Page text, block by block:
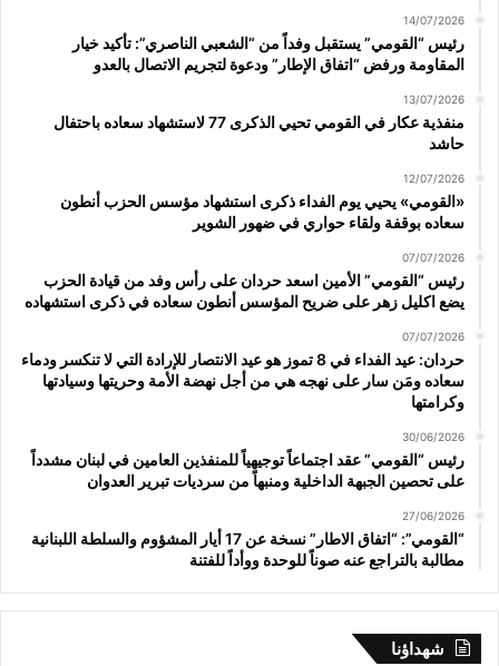
14/07/2026
رئيس “القومي” يستقبل وفداً من “الشعبي الناصري”: تأكيد خيار
المقاومة ورفض “اتفاق الإطار” ودعوة لتجريم الاتصال بالعدو
13/07/2026
منفذية عكار في القومي تحيي الذكرى 77 لاستشهاد سعاده باحتفال
حاشد
12/07/2026
«القومي» يحيي يوم الفداء ذكرى استشهاد مؤسس الحزب أنطون
سعاده بوقفة ولقاء حواري في ضهور الشوير
07/07/2026
رئيس “القومي” الأمين اسعد حردان على رأس وفد من قيادة الحزب
يضع اكليل زهر على ضريح المؤسس أنطون سعاده في ذكرى استشهاده
07/07/2026
حردان: عيد الفداء في 8 تموز هو عيد الانتصار للإرادة التي لا تنكسر ودماء
سعاده ومَن سار على نهجه هي من أجل نهضة الأمة وحريتها وسيادتها
وكرامتها
30/06/2026
رئيس “القومي” عقد اجتماعاً توجيهياً للمنفذين العامين في لبنان مشدداً
على تحصين الجبهة الداخلية ومنبهاً من سرديات تبرير العدوان
27/06/2026
“القومي”: “اتفاق الاطار” نسخة عن 17 أيار المشؤوم والسلطة اللبنانية
مطالبة بالتراجع عنه صوناً للوحدة ووأداً للفتنة
شهداؤنا